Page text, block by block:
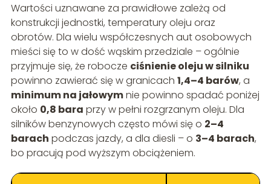
Wartości uznawane za prawidłowe zależą od
konstrukcji jednostki, temperatury oleju oraz
obrotów. Dla wielu współczesnych aut osobowych
mieści się to w dość wąskim przedziale – ogólnie
przyjmuje się, że robocze ciśnienie oleju w silniku
powinno zawierać się w granicach 1,4–4 barów, a
minimum na jałowymnie powinno spadać poniżej
około 0,8 bara przy w pełni rozgrzanym oleju. Dla
silników benzynowych często mówi się o 2–4
barach podczas jazdy, a dla diesli – o 3–4 barach,
bo pracują pod wyższym obciążeniem.